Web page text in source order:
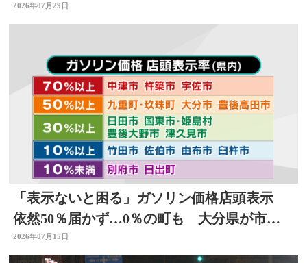
告発 大分
2026年07月29日
「表示ないと困る」ガソリン価格店頭表示
依然50％届かず…0％の町も 大分県が市町
村ごとの結果公表
2026年07月15日